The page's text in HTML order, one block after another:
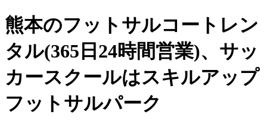
熊本のフットサルコートレン
タル(365日24時間営業)、 サッ
カースクールはスキルアップ
フットサルパーク